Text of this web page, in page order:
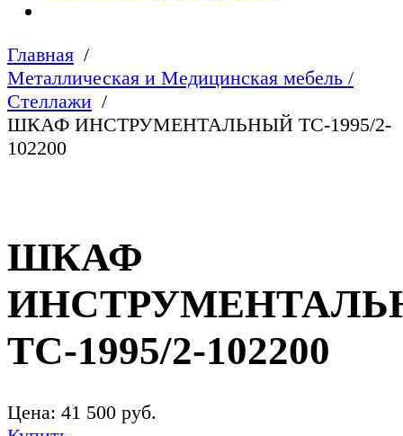
Главная
Металлическая и Медицинская мебель /
Стеллажи
ШКАФ ИНСТРУМЕНТАЛЬНЫЙ TC-1995/2-
102200
ШКАФ
TC-1995/2-102200
Цена: 41 500 руб.